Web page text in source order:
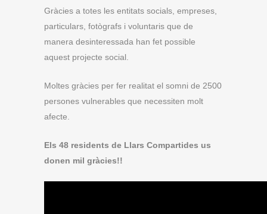
Gràcies a totes les entitats socials, empreses,
particulars, fotògrafs i voluntaris que de
manera desinteressada han fet possible
aquest projecte social.
Moltes gràcies per fer realitat el somni de 2500
persones vulnerables que necessiten molt
afecte.
Els 48 residents de Llars Compartides us
donen mil gràcies!!